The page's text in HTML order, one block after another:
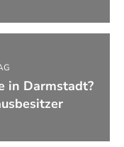
in Darmstadt?